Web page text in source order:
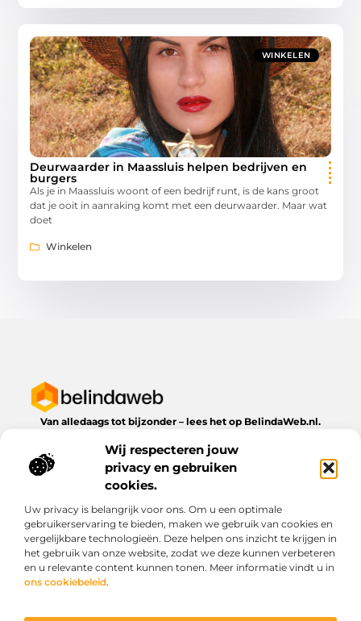
Wij respecteren jouw
privacy en gebruiken
cookies.
Uw privacy is belangrijk voor ons. Om u een optimale
gebruikerservaring te bieden, maken we gebruik van cookies en
vergelijkbare technologieën. Deze helpen ons inzicht te krijgen in
het gebruik van onze website, zodat we deze kunnen verbeteren
en u relevante content kunnen tonen. Meer informatie vindt u in
ons cookiebeleid.
WINKELEN
Deurwaarder in Maassluis helpen bedrijven en
burgers
Als je in Maassluis woont of een bedrijf runt, is de kans groot
dat je ooit in aanraking komt met een deurwaarder. Maar wat
doet
Winkelen
Van alledaags tot bijzonder – lees het op BelindaWeb.nl.
dagelijks leven te bieden heeft.
Bericht categorie
Onze informatie